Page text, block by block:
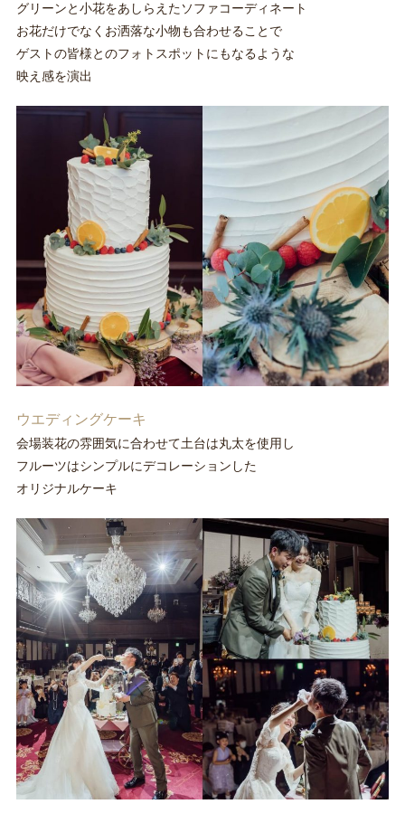
グリーンと小花をあしらえたソファコーディネート
お花だけでなくお洒落な小物も合わせることで
ゲストの皆様とのフォトスポットにもなるような
映え感を演出
ウエディングケーキ
会場装花の雰囲気に合わせて土台は丸太を使用し
フルーツはシンプルにデコレーションした
オリジナルケーキ